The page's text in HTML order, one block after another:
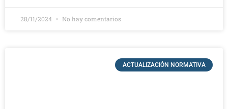
28/11/2024 No hay comentarios
ACTUALIZACIÓN NORMATIVA